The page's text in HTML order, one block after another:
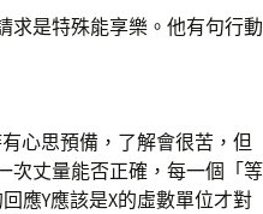
是特殊能享樂。他有句行動
心思預備，了解會很苦，但
次丈量能否正確，每一個「等
應Y應該是X的虛數單位才對